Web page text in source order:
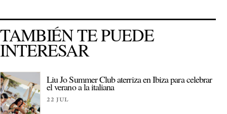
TAMBIÉN TE PUEDE
INTERESAR
Liu Jo Summer Club aterriza en Ibiza para celebrar
el verano a la italiana
22 JUL